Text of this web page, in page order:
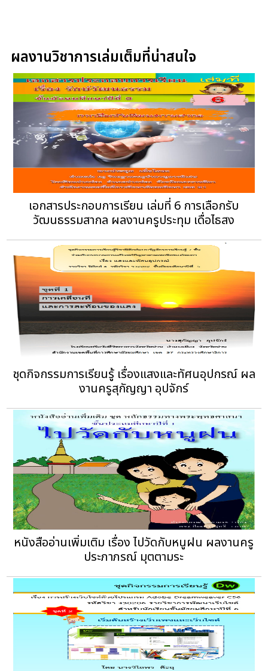
ผลงานวิชาการเล่มเต็มที่น่าสนใจ
เอกสารประกอบการเรียน เล่มที่ 6 การเลือกรับ
วัฒนธรรมสากล ผลงานครูประทุม เดื่อไธสง
ชุดกิจกรรมการเรียนรู้ เรื่องแสงและทัศนอุปกรณ์ ผล
งานครูสุกัญญา อุปจักร์
หนังสืออ่านเพิ่มเติม เรื่อง ไปวัดกับหนูฝน ผลงานครู
ประภาภรณ์ มุตตามระ